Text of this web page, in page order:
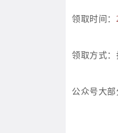
领取时间：
领取方式
公众号大